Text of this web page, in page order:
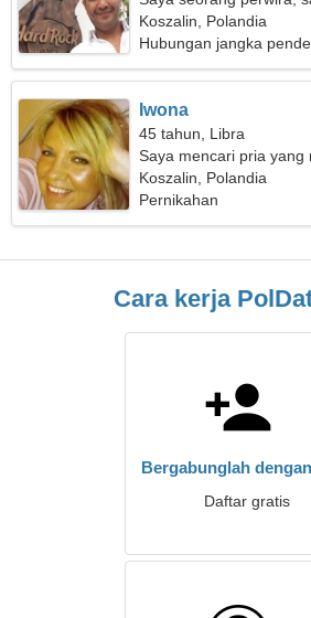
seorang wanita
Koszalin, Polandia
Hubungan jangka
Iwona
45 tahun, Libra
Saya mencari pria yang
ski bersama
Koszalin, Polandia
Pernikahan
Cara kerja
Bergabunglah
Daftar gratis